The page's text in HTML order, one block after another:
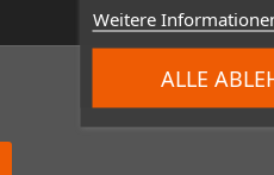
Weitere
ALLE